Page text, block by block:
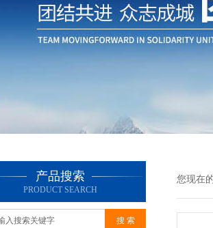
产品搜索
PRODUCT SEARCH
您现在